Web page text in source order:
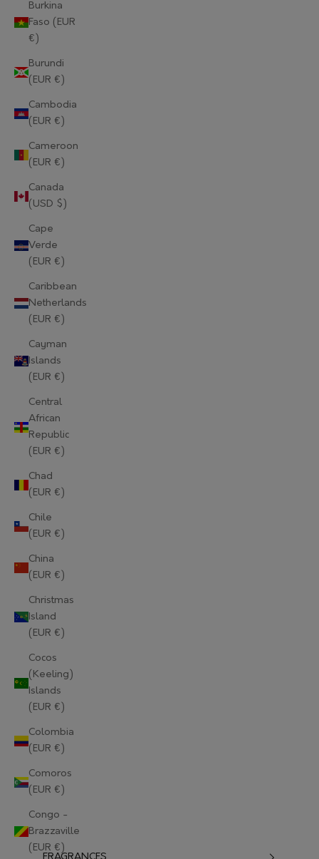
Burkina
Faso (EUR
€)
Burundi
(EUR €)
Cambodia
(EUR €)
Cameroon
(EUR €)
Canada
(USD $)
Cape
Verde
(EUR €)
Caribbean
Netherlands
(EUR €)
Cayman
Islands
(EUR €)
Central
African
Republic
(EUR €)
Chad
(EUR €)
Chile
(EUR €)
China
(EUR €)
Christmas
Island
(EUR €)
Cocos
(Keeling)
Islands
(EUR €)
Colombia
(EUR €)
Comoros
(EUR €)
Congo -
Brazzaville
(EUR €)